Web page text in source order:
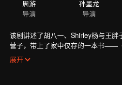
周游
导演
孙墨龙
导演
该剧讲述了胡八一、Shirley杨与王胖
营子，带上了家中仅存的一本书——
中，胡八一利用自己懂得的墓葬秘术
沙漠中的精绝古城遗址，进入了地下
展开